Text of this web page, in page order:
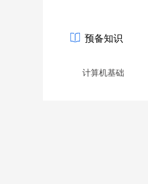
预备知识
计算机基础